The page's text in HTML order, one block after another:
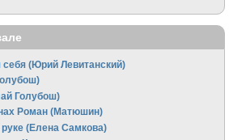
(Юрий Левитанский)
Голубош)
Роман (Матюшин)
(Елена Самкова)